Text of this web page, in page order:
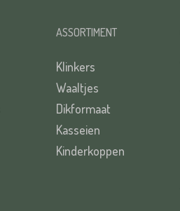
ASSORTIMENT
Klinkers
Waaltjes
Dikformaat
Kasseien
Kinderkoppen